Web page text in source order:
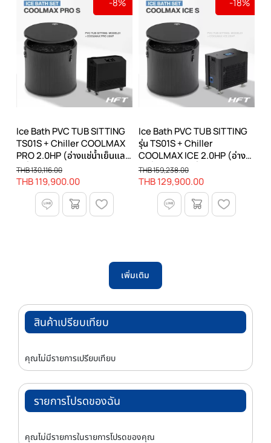
Ice Bath PVC TUB SITTING
TS01S + Chiller COOLMAX
PRO 2.0HP (อ่างแช่น้ำเย็นและ
เครื่องทำความเย็น)
THB 119,900.00
THB 130,116.00
Ice Bath PVC TUB SITTING
รุ่น TS01S + Chiller
COOLMAX ICE 2.0HP (อ่าง
แช่น้ำเย็นและเครื่องทำความเย็น)
THB 129,900.00
THB 159,238.00
เพิ่มเติม
สินค้าเปรียบเทียบ
คุณไม่มีรายการเปรียบเทียบ
รายการโปรดของฉัน
คุณไม่มีรายการในรายการโปรดของคุณ